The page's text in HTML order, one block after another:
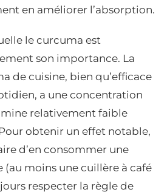
en améliorer l’absorption.
le curcuma est
son importance. La
de cuisine, bien qu’efficace
a une concentration
relativement faible
Pour obtenir un effet notable,
d’en consommer une
moins une cuillère à café
respecter la règle de